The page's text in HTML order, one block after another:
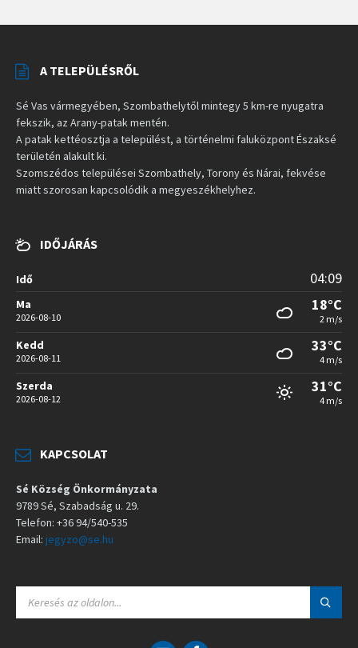
A TELEPÜLÉSRŐL
Sé Vas vármegyében, Szombathelytől mintegy 5 km-re nyugatra
fekszik, az Arany-patak mentén.
A patak kettéosztja a települést, a történelmi faluközpont Északsé
területén alakult ki.
Szomszédos települései Szombathely, Torony és Nárai, fekvése
miatt szorosan kapcsolódik a megyeszékhelyhez.
IDŐJÁRÁS
Idő 04:09
Ma
2026-08-10
18°C
2 m/s
Kedd
2026-08-11
33°C
4 m/s
Szerda
2026-08-12
31°C
4 m/s
KAPCSOLAT
Sé Község Önkormányzata
9789 Sé, Szabadság u. 29.
Telefon: +36 94/540-535
Email: jegyzo@se.hu
A